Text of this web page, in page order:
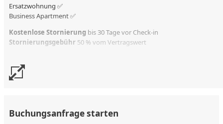
Ersatzwohnung ✅
Business Apartment ✅
Kostenlose Stornierung bis 30 Tage vor Check-in
Stornierungsgebühr 50 % vom Vertragswert
Buchungsanfrage starten